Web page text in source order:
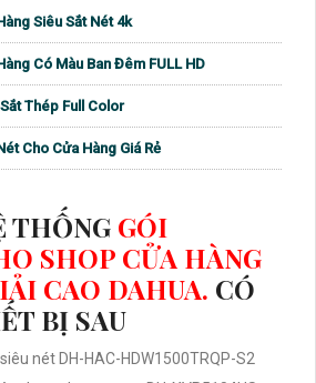
Siêu Sắt Nét 4k
Có Màu Ban Đêm FULL HD
Thép Full Color
Cho Cửa Hàng Giá Rẻ
THỐNG GÓI
SHOP CỬA HÀNG
CAO DAHUA. CÓ
BỊ SAU
nét DH-HAC-HDW1500TRQP-S2